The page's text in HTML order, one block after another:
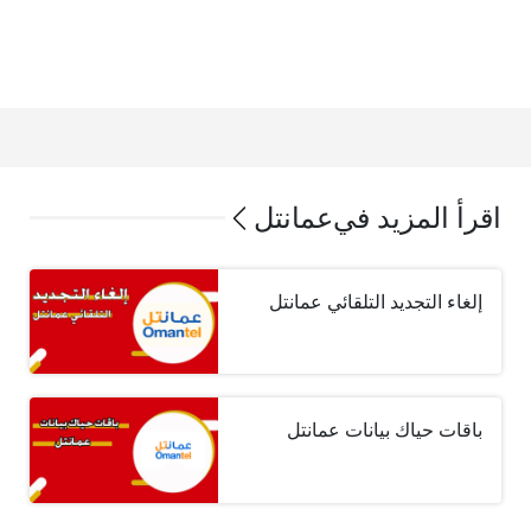
اقرأ المزيد فيعمانتل
إلغاء التجديد التلقائي عمانتل
باقات حياك بيانات عمانتل